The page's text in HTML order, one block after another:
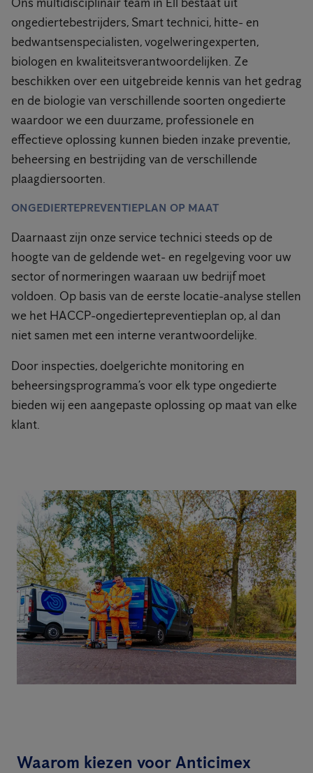
ongediertebestrijders, Smart technici, hitte- en
bedwantsenspecialisten, vogelweringexperten,
biologen en kwaliteitsverantwoordelijken. Ze
beschikken over een uitgebreide kennis van het gedrag
en de biologie van verschillende soorten ongedierte
waardoor we een duurzame, professionele en
effectieve oplossing kunnen bieden inzake preventie,
beheersing en bestrijding van de verschillende
plaagdiersoorten.
ONGEDIERTEPREVENTIEPLAN OP MAAT
Daarnaast zijn onze service technici steeds op de
hoogte van de geldende wet- en regelgeving voor uw
sector of normeringen waaraan uw bedrijf moet
voldoen. Op basis van de eerste locatie-analyse stellen
we het HACCP-ongediertepreventieplan op, al dan
niet samen met een interne verantwoordelijke.
Door inspecties, doelgerichte monitoring en
beheersingsprogramma’s voor elk type ongedierte
bieden wij een aangepaste oplossing op maat van elke
klant.
Waarom kiezen voor Anticimex